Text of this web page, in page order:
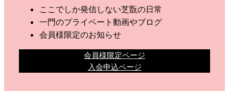
ここでしか発信しない芝翫の日常
一門のプライベート動画やブログ
会員様限定のお知らせ
会員様限定ページ
入会申込ページ